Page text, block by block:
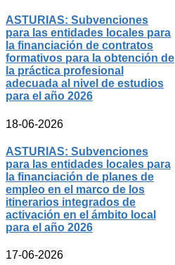
ASTURIAS: Subvenciones
para las entidades locales para
la financiación de contratos
formativos para la obtención de
la práctica profesional
adecuada al nivel de estudios
para el año 2026
18-06-2026
ASTURIAS: Subvenciones
para las entidades locales para
la financiación de planes de
empleo en el marco de los
itinerarios integrados de
activación en el ámbito local
para el año 2026
17-06-2026